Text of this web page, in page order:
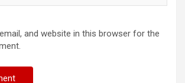
and website in this browser for the